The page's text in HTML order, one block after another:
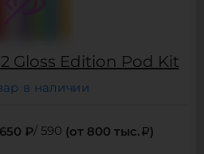
Gloss Edition Pod Kit
в наличии
650 ₽/ 590 (от 800 тыс. )